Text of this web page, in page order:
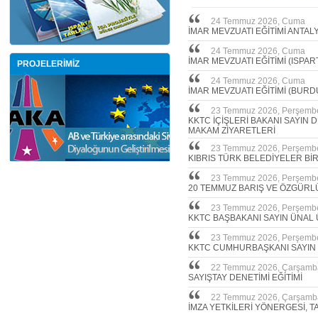
PROJELERİMİZ
24 Temmuz 2026, Cuma
İMAR MEVZUATI EĞİTİMİ
24 Temmuz 2026, Cuma
İMAR MEVZUATI EĞİTİMİ
24 Temmuz 2026, Cuma
İMAR MEVZUATI EĞİTİMİ
23 Temmuz 2026,
KKTC İÇİŞLERİ BAKANI SAYIN
MAKAM ZİYARETLERİ
23 Temmuz 2026,
KIBRIS TÜRK BELEDİYELER
23 Temmuz 2026,
20 TEMMUZ BARIŞ VE
23 Temmuz 2026,
KKTC BAŞBAKANI SAYIN ÜNAL
23 Temmuz 2026,
KKTC CUMHURBAŞKANI
22 Temmuz 2026,
SAYIŞTAY DENETİMİ EĞİTİMİ
22 Temmuz 2026,
İMZA YETKİLERİ YÖNERGESİ,